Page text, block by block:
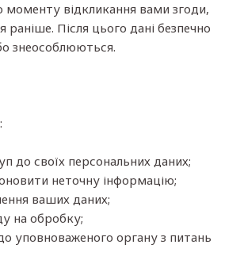
моменту відкликання вами згоди,
раніше. Після цього дані безпечно
знеособлюються.
до своїх персональних даних;
неточну інформацію;
ваших даних;
на обробку;
уповноваженого органу з питань